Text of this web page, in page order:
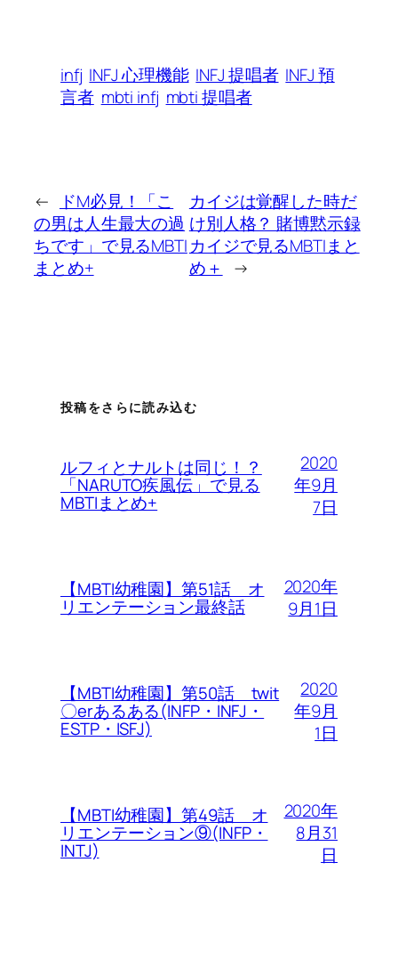
infj INFJ 心理機能 INFJ 提唱者 INFJ 預
言者 mbti infj mbti 提唱者
←
ドM必見！「こ
の男は人生最大の過
ちです」で見るMBTI
まとめ+
カイジは覚醒した時だ
け別人格？ 賭博黙示録
カイジで見るMBTIまと
め＋
→
投稿をさらに読み込む
ルフィとナルトは同じ！？
「NARUTO疾風伝」で見る
MBTIまとめ+
2020
年9月
7日
【MBTI幼稚園】第51話 オ
リエンテーション最終話
2020年
9月1日
【MBTI幼稚園】第50話 twit
〇erあるある(INFP・INFJ・
ESTP・ISFJ)
2020
年9月
1日
【MBTI幼稚園】第49話 オ
リエンテーション⑨(INFP・
INTJ)
2020年
8月31
日